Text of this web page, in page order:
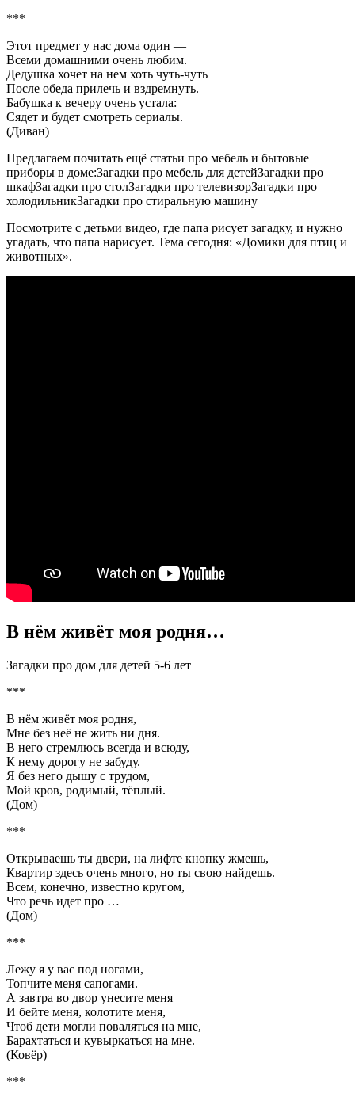
***
Этот предмет у нас дома один —
Всеми домашними очень любим.
Дедушка хочет на нем хоть чуть-чуть
После обеда прилечь и вздремнуть.
Бабушка к вечеру очень устала:
Сядет и будет смотреть сериалы.
(Диван)
Предлагаем почитать ещё статьи про мебель и бытовые
приборы в доме:Загадки про мебель для детейЗагадки про
шкафЗагадки про столЗагадки про телевизорЗагадки про
холодильникЗагадки про стиральную машину
Посмотрите с детьми видео, где папа рисует загадку, и нужно
угадать, что папа нарисует. Тема сегодня: «Домики для птиц и
животных».
В нём живёт моя родня…
Загадки про дом для детей 5-6 лет
***
В нём живёт моя родня,
Мне без неё не жить ни дня.
В него стремлюсь всегда и всюду,
К нему дорогу не забуду.
Я без него дышу с трудом,
Мой кров, родимый, тёплый.
(Дом)
***
Открываешь ты двери, на лифте кнопку жмешь,
Квартир здесь очень много, но ты свою найдешь.
Всем, конечно, известно кругом,
Что речь идет про …
(Дом)
***
Лежу я у вас под ногами,
Топчите меня сапогами.
А завтра во двор унесите меня
И бейте меня, колотите меня,
Чтоб дети могли поваляться на мне,
Барахтаться и кувыркаться на мне.
(Ковёр)
***